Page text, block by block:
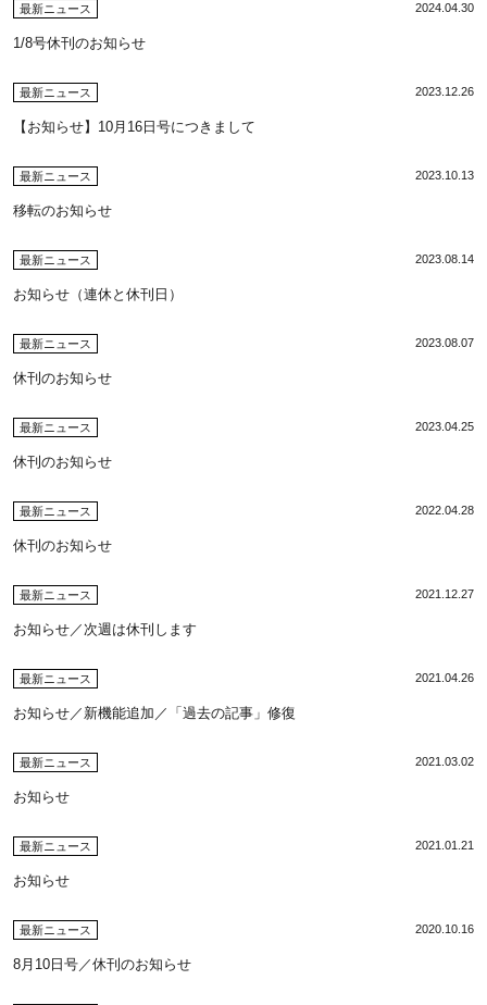
最新ニュース 2024.04.30
1/8号休刊のお知らせ
最新ニュース 2023.12.26
【お知らせ】10月16日号につきまして
最新ニュース 2023.10.13
移転のお知らせ
最新ニュース 2023.08.14
お知らせ（連休と休刊日）
最新ニュース 2023.08.07
休刊のお知らせ
最新ニュース 2023.04.25
休刊のお知らせ
最新ニュース 2022.04.28
休刊のお知らせ
最新ニュース 2021.12.27
お知らせ／次週は休刊します
最新ニュース 2021.04.26
お知らせ／新機能追加／「過去の記事」修復
最新ニュース 2021.03.02
お知らせ
最新ニュース 2021.01.21
お知らせ
最新ニュース 2020.10.16
8月10日号／休刊のお知らせ